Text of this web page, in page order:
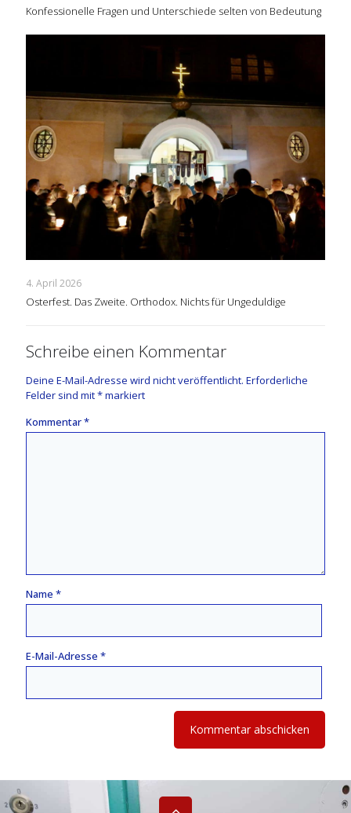
Konfessionelle Fragen und Unterschiede selten von Bedeutung
4. April 2026
Osterfest. Das Zweite. Orthodox. Nichts für Ungeduldige
Schreibe einen Kommentar
Deine E-Mail-Adresse wird nicht veröffentlicht. Erforderliche
Felder sind mit*markiert
Kommentar*
Name *
E-Mail-Adresse *